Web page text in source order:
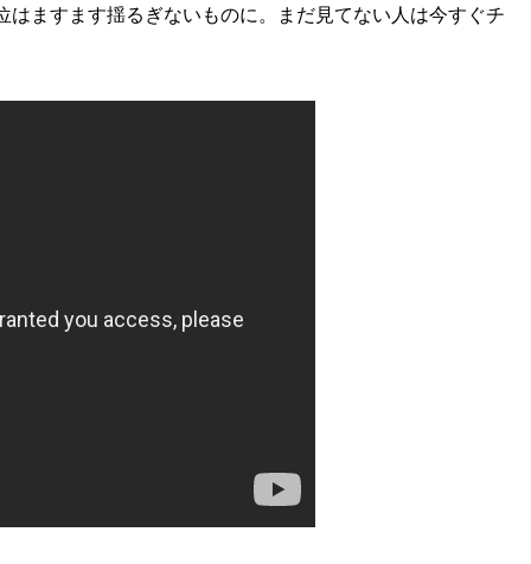
ますます揺るぎないものに。まだ見てない人は今すぐチ